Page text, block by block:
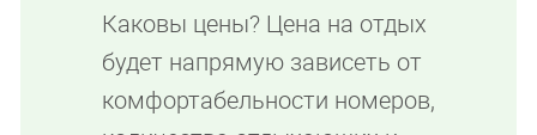
Каковы цены? Цена на отдых
будет напрямую зависеть от
комфортабельности номеров,